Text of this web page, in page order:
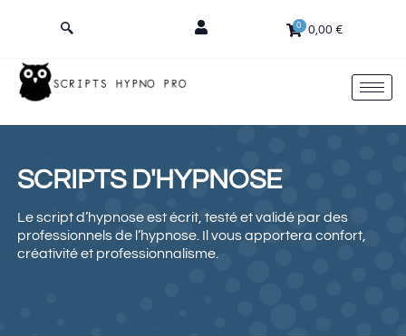
0,00 €
0
SCRIPTS D'HYPNOSE
Le script d’hypnose est écrit, testé et validé par des
professionnels de l’hypnose. Il vous apportera confort,
créativité et professionnalisme.